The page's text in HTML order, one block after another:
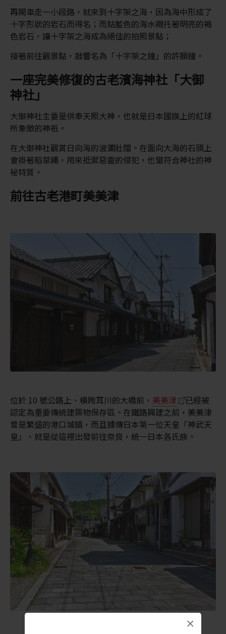
×
再開車走一小段路，就來到十字架之海，因為海中形成了
十字形狀的岩石而得名；而鈷藍色的海水襯托著明亮的褐
色岩石，讓十字架之海成為絕佳的拍照景點；
接著前往觀景點，敲響名為「十字架之鐘」的許願鐘。
一座完美修復的古老濱海神社「大御
神社」
大御神社主要是供奉天照大神，也就是日本國旗上的紅球
所象徵的神祇。
在大御神社觀賞日向海的波瀾壯闊。在面向大海的石頭上
會掛著稻草繩，用來抵禦惡靈的侵犯，也蠻符合神社的神
祕特質。
前往古老港町美美津
位於 10 號公路上、橫跨耳川的大橋前， 美美津
已經被
認定為重要傳統建築物保存區。在鐵路興建之前，美美津
曾是繁盛的港口城鎮，而且據傳日本第一位天皇「神武天
皇」，就是從這裡出發前往奈良，統一日本各氏族。